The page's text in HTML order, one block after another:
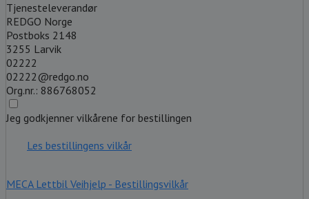
Tjenesteleverandør
REDGO Norge
Postboks 2148
3255 Larvik
02222
02222@redgo.no
Org.nr.: 886768052
Jeg godkjenner vilkårene for bestillingen
Les bestillingens vilkår
MECA Lettbil Veihjelp - Bestillingsvilkår